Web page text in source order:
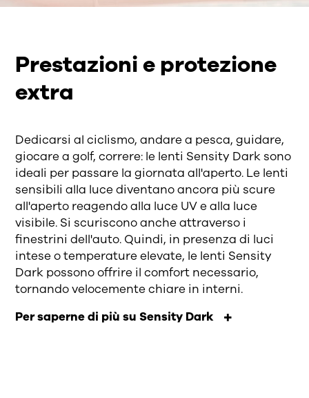
Prestazioni e protezione
extra
Dedicarsi al ciclismo, andare a pesca, guidare,
giocare a golf, correre: le lenti Sensity Dark sono
ideali per passare la giornata all'aperto. Le lenti
sensibili alla luce diventano ancora più scure
all'aperto reagendo alla luce UV e alla luce
visibile. Si scuriscono anche attraverso i
finestrini dell'auto. Quindi, in presenza di luci
intese o temperature elevate, le lenti Sensity
Dark possono offrire il comfort necessario,
tornando velocemente chiare in interni.
Per saperne di più su Sensity Dark